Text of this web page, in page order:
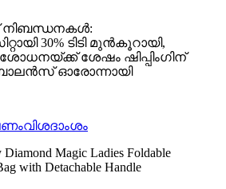
നിബന്ധനകൾ:
30% ടിടി മുൻകൂറായി,
ശേഷം ഷിപ്പിംഗിന്
ഓരോന്നായി
വിശദാംശം